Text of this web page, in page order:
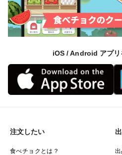
iOS / Android アプリ
注文したい
食べチョクとは？